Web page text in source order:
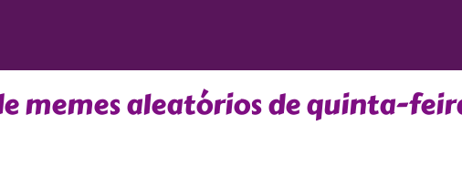
memes aleatórios de quinta-